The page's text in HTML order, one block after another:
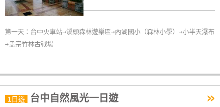
第一天：台中火車站→溪頭森林遊樂區→內湖國小（森林小學）→小半天瀑布
→孟宗竹林古戰場
1日遊 台中自然風光一日遊 »